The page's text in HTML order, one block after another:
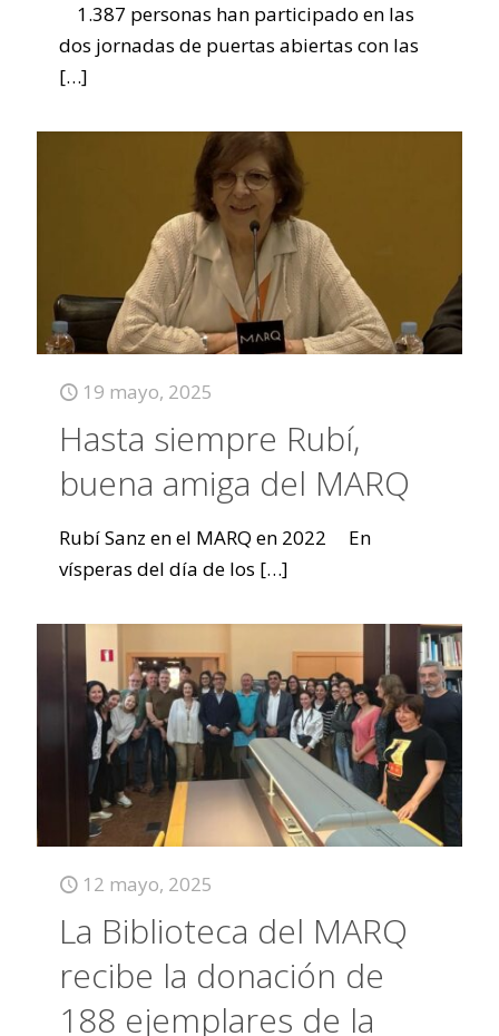
1.387 personas han participado en las
dos jornadas de puertas abiertas con las
[…]
19 mayo, 2025
Hasta siempre Rubí,
buena amiga del MARQ
Rubí Sanz en el MARQ en 2022 En
vísperas del día de los […]
12 mayo, 2025
La Biblioteca del MARQ
recibe la donación de
188 ejemplares de la